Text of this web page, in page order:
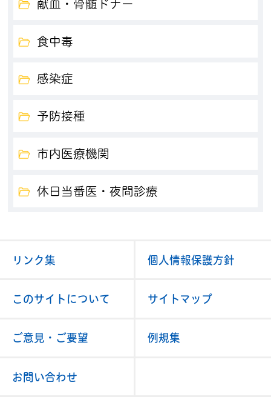
献血・骨髄ドナー
食中毒
感染症
予防接種
市内医療機関
休日当番医・夜間診療
リンク集 個人情報保護方針
このサイトについて サイトマップ
ご意見・ご要望 例規集
お問い合わせ